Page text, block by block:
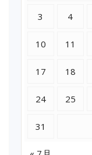
3 4
10 11
17 18
24 25
31